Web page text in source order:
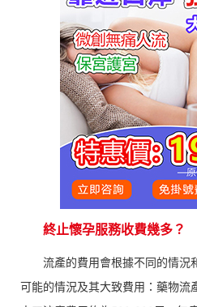
終止懷孕服務收費幾多？
流產的費用會根據不同的情況
可能的情況及其大致費用：藥物流